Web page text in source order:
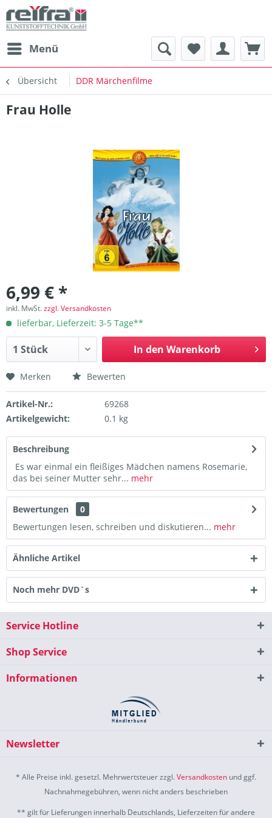
Menü
Übersicht DDR Märchenfilme
Frau Holle
6,99 € *
inkl. MwSt.zzgl. Versandkosten
lieferbar, Lieferzeit: 3-5 Tage**
In den Warenkorb
Merken Bewerten
Artikel-Nr.:
69268
Artikelgewicht:
0.1 kg
Beschreibung
Es war einmal ein fleißiges Mädchen namens Rosemarie,
das bei seiner Mutter sehr... mehr
Bewertungen
0
Bewertungen lesen, schreiben und diskutieren... mehr
Ähnliche Artikel
Noch mehr DVD`s
Service Hotline
Shop Service
Informationen
Newsletter
* Alle Preise inkl. gesetzl. Mehrwertsteuer zzgl.Versandkosten und ggf.
Nachnahmegebühren, wenn nicht anders beschrieben
** gilt für Lieferungen innerhalb Deutschlands, Lieferzeiten für andere